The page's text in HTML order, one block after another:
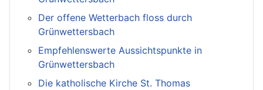
Der offene Wetterbach floss durch
Grünwettersbach
Empfehlenswerte Aussichtspunkte in
Grünwettersbach
Die katholische Kirche St. Thomas